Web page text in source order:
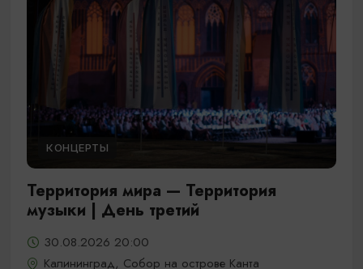
КОНЦЕРТЫ
Территория мира — Территория
музыки | День третий
30.08.2026 20:00
Калининград, Собор на острове Канта